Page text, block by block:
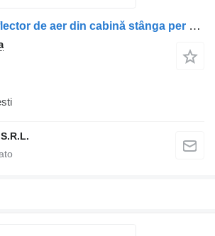
Rivestimento Deflector de aer din cabină stânga per camion DAF 1400011/1400013/1400009